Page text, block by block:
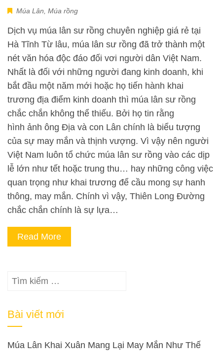
Múa Lân Múa rồng
Dịch vụ múa lân sư rồng chuyên nghiệp giá rẻ tại
Hà Tĩnh Từ lâu, múa lân sư rồng đã trở thành một
nét văn hóa độc đáo đối vơi người dân Việt Nam.
Nhất là đối với những người đang kinh doanh, khi
bắt đầu một năm mới hoặc họ tiến hành khai
trương địa điểm kinh doanh thì múa lân sư rồng
chắc chắn không thể thiếu. Bởi họ tin rằng
hình ảnh ông Địa và con Lân chính là biểu tượng
của sự may mắn và thịnh vượng. Vì vậy nên người
Việt Nam luôn tổ chức múa lân sư rồng vào các dịp
lễ lớn như tết hoặc trung thu… hay những công việc
quan trọng như khai trương để cầu mong sự hanh
thông, may mắn. Chính vì vậy, Thiên Long Đường
chắc chắn chính là sự lựa…
Read More
Tìm
Bài viết mới
Múa Lân Khai Xuân Mang Lại May Mắn Như Thế